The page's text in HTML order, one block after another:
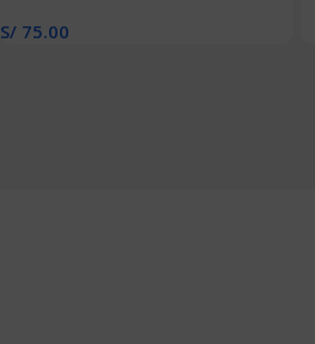
S/ 75.00